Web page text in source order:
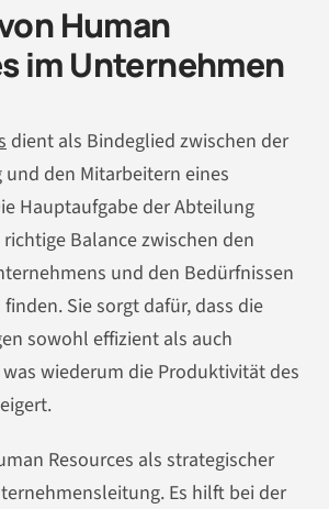
Human
im Unternehmen
dient als Bindeglied zwischen der
den Mitarbeitern eines
Hauptaufgabe der Abteilung
Balance zwischen den
und den Bedürfnissen
Sie sorgt dafür, dass die
sowohl effizient als auch
wiederum die Produktivität des
Resources als strategischer
Es hilft bei der